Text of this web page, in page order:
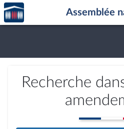
Aller au contenu
Aller en bas de la page
Accèder
à la
page
Assemblée
Recherche